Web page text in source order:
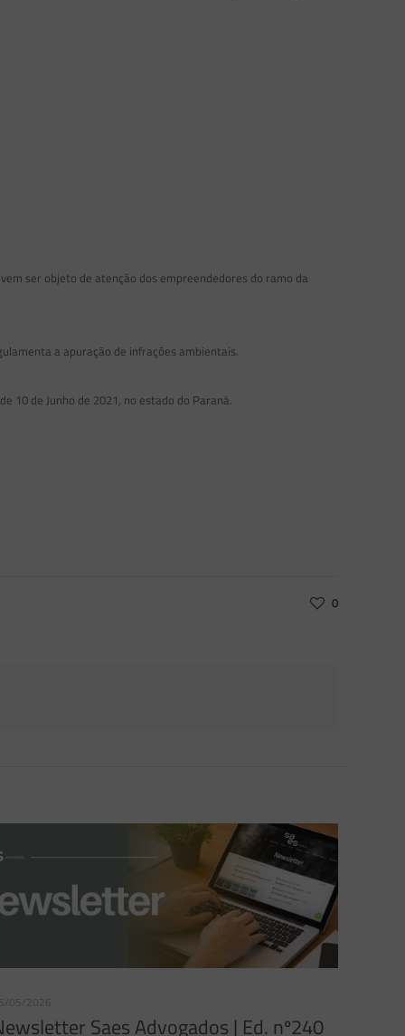
ser objeto de atenção dos empreendedores do ramo da
a apuração de infrações ambientais.
10 de Junho de 2021, no estado do Paraná.
0
05/2026
Saes Advogados | Ed. nº240